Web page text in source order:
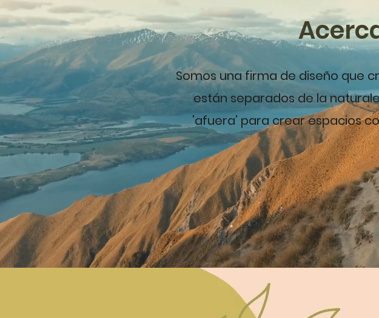
Somos una firma de diseño que
están separados de la
'afuera' para crear espacios